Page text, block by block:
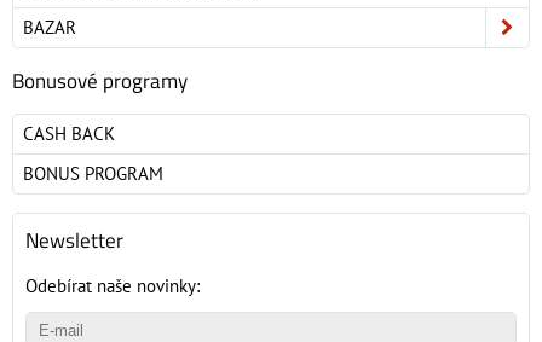
BAZAR
Bonusové programy
CASH BACK
BONUS PROGRAM
Newsletter
Odebírat naše novinky: